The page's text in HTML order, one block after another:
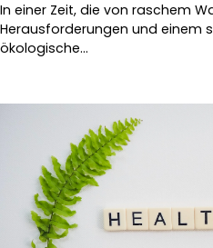
In einer Zeit, die von raschem
Herausforderungen und einem
ökologische…